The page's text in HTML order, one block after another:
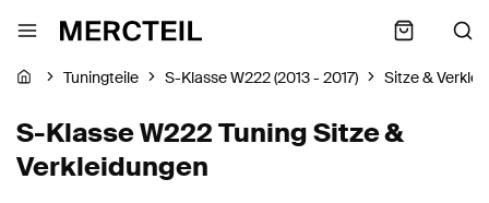
Tuningteile S-Klasse W222 (2013 - 2017) Sitze &
S-Klasse W222 Tuning Sitze &
Verkleidungen